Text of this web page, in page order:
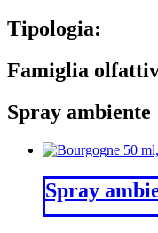
Tipologia:
Famiglia
Spray ambiente
Spray